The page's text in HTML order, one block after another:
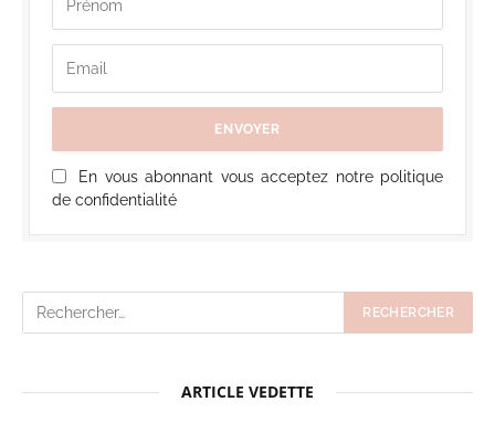
En vous abonnant vous acceptez notre politique
de confidentialité
ARTICLE VEDETTE